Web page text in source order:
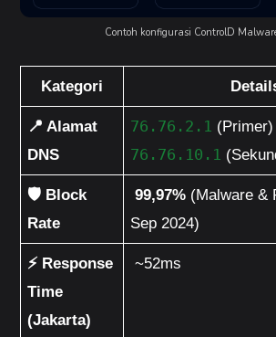
Contoh konfigurasi ControlD
Kategori
📍 Alamat
DNS
76.76.2.1 (Primer)
76.76.10.1
🛡️ Block
Rate
99,97% (Malware &
Sep 2024)
⚡ Response
Time
(Jakarta)
~52ms